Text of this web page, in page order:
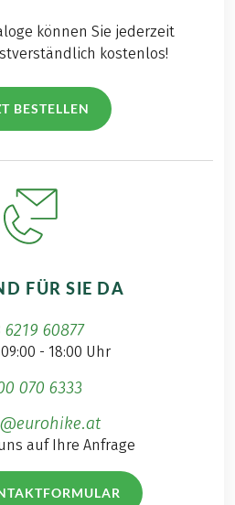
können Sie jederzeit
kostenlos!
BESTELLEN
FÜR SIE DA
6219 60877
- 18:00 Uhr
070 6333
auf Ihre Anfrage